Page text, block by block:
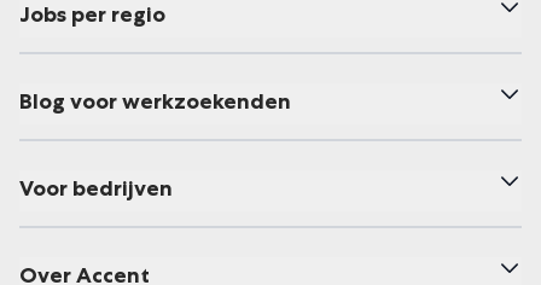
Jobs per regio
Blog voor werkzoekenden
Voor bedrijven
Over Accent